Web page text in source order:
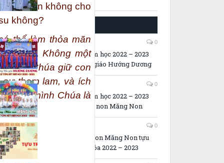
kéo bạn không cho
không?
thể làm thỏa mãn
con. Không một
Xin Chúa giữ con
tham lam, và ích
chỉ mình Chúa là
con.”
GIÁO DỤC MẦM NON
30/05/2023 0
Lễ Tổng kết năm học 2022 – 2023
tại trường Mẫu giáo Hướng Dương
27/05/2023 0
Lễ Tổng kết năm học 2022 – 2023
tại trường Mầm non Măng Non
0
Trường Mầm Non Măng Non tựu
trường niên khóa 2022 – 2023